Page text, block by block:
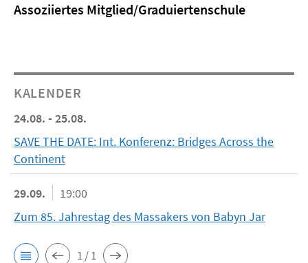
Assoziiertes Mitglied/Graduiertenschule
KALENDER
24.08. - 25.08.
SAVE THE DATE: Int. Konferenz: Bridges Across the
Continent
29.09.
19:00
Zum 85. Jahrestag des Massakers von Babyn Jar
1 / 1